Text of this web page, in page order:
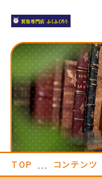
TOP コンテンツ